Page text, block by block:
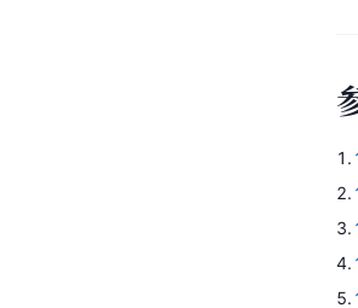
1.
2.
3.
4.
5.